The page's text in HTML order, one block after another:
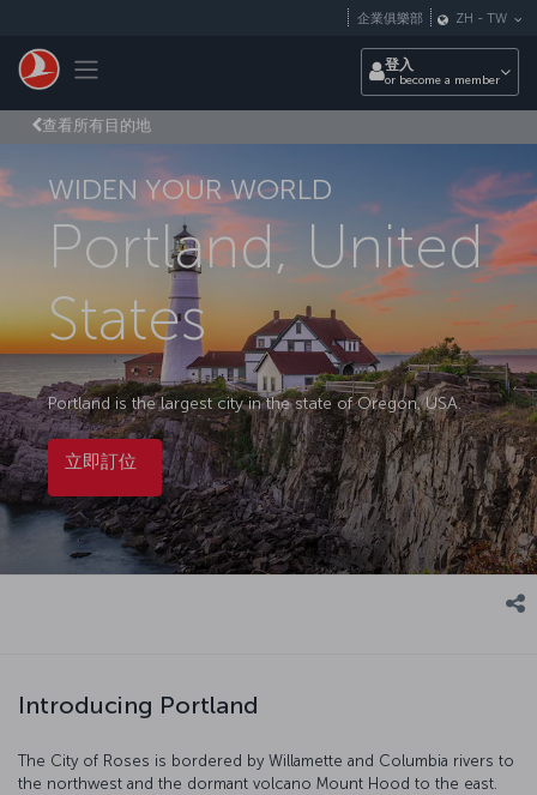
Toggle navigation
企業俱樂部 ZH - TW
登入
or become a member
查看所有目的地
WIDEN YOUR WORLD
Portland, United
States
Portland is the largest city in the state of Oregon, USA.
立即訂位
Introducing Portland
The City of Roses is bordered by Willamette and Columbia rivers to
the northwest and the dormant volcano Mount Hood to the east.